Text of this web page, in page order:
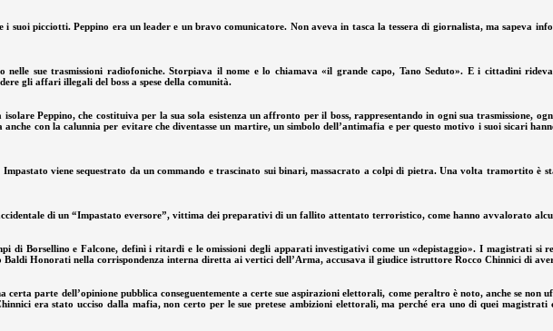
suoi picciotti. Peppino era un leader e un bravo comunicatore. Non aveva in tasca la tessera di giornalista, ma sapeva
nelle sue trasmissioni radiofoniche. Storpiava il nome e lo chiamava «il grande capo, Tano Seduto». E i cittadini
gli affari illegali del boss a spese della comunità.
Peppino, che costituiva per la sua sola esistenza un affronto per il boss, rappresentando in ogni sua trasmissione,
con la calunnia per evitare che diventasse un martire, un simbolo dell’antimafia e per questo motivo i suoi sicari
viene sequestrato da un commando e trascinato sui binari, massacrato a colpi di pietra. Una volta tramortito è
di un “Impastato eversore”, vittima dei preparativi di un fallito attentato terroristico, come hanno avvalorato
di Borsellino e Falcone, definì i ritardi e le omissioni degli apparati investigativi come un «depistaggio». I magistrati si
Honorati nella corrispondenza interna diretta ai vertici dell’Arma, accusava il giudice istruttore Rocco Chinnici di
parte dell’opinione pubblica conseguentemente a certe sue aspirazioni elettorali, come peraltro è noto, anche se
era stato ucciso dalla mafia, non certo per le sue pretese ambizioni elettorali, ma perché era uno di quei